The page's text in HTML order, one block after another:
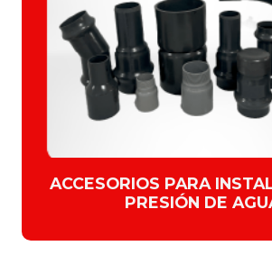
ACCESORIOS PARA
PRESIÓN DE